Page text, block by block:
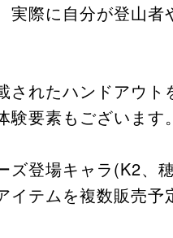
際に自分が登山
れたハンドアウ
要素もございます。
登場キャラ(K2、
テムを複数販売予